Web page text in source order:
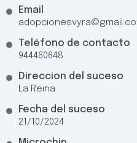
Email
Teléfono de contacto
944460648
Direccion del suceso
La Reina
Fecha del suceso
21/10/2024